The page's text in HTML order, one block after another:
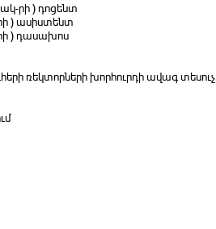
րի ) դոցենտ
) ասիստենտ
) դասախոս
ռեկտորների խորհուրդի ավագ տեսուչ